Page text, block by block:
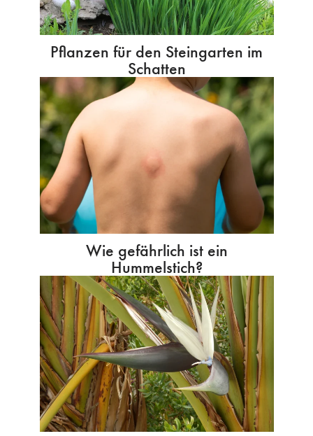
Pflanzen für den Steingarten im
Schatten
Wie gefährlich ist ein
Hummelstich?